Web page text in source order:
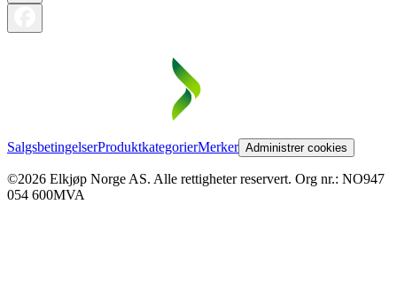
SalgsbetingelserProduktkategorierMerker Administrer cookies
©2026 Elkjøp Norge AS. Alle rettigheter reservert. Org nr.: NO947
054 600MVA